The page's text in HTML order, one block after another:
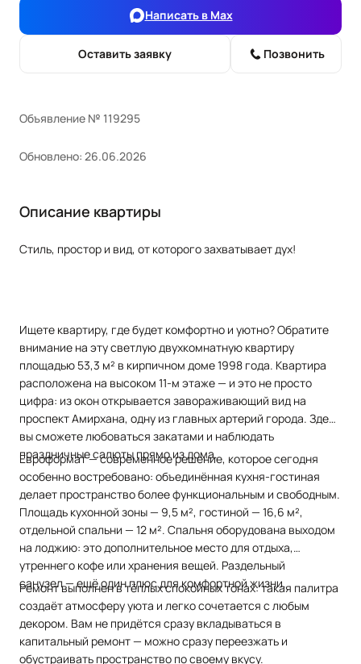
Написать в Max
Оставить заявку Позвонить
Объявление № 119295
Обновлено: 26.06.2026
Описание квартиры
Стиль, простор и вид, от которогозахватываетдух!
Ищете квартиру, гдебудет комфортно и уютно?Обратите
внимание на этусветлуюдвухкомнатную квартиру
площадью 53,3 м² в кирпичном доме 1998 года. Квартира
расположена на высоком 11‑м этаже— и это не просто
цифра: изоконоткрывается завораживающий вид на
проспектАмирхана, одну из главныхартерий города. Здесь
высможетелюбоваться закатами и наблюдать
праздничныесалютыпрямоиздома.
Евроформат— современноерешение, котороесегодня
особенно востребовано: объединённая кухня‑гостиная
делает пространствоболеефункциональным и свободным.
Площадь кухонной зоны— 9,5 м², гостиной — 16,6 м²,
отдельной спальни — 12 м². Спальня оборудована выходом
на лоджию: этодополнительное местодля отдыха,
утреннего кофе или хранения вещей. Раздельный
санузел— ещёодинплюсдлякомфортнойжизни.
Ремонтвыполненвтёплыхспокойныхтонах:такая палитра
создаётатмосферууюта и легкосочетается с любым
декором. Вам не придётся сразу вкладываться в
капитальный ремонт— можносразу переезжать и
обустраивать пространство посвоему вкусу.